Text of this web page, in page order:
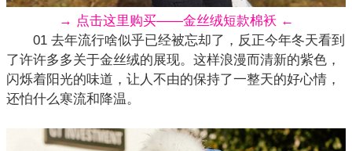
→ 点击这里购买——金丝绒短款棉袄 ←
01 去年流行啥似乎已经被忘却了，反正今年冬天看到
了许许多多关于金丝绒的展现。这样浪漫而清新的紫色，
闪烁着阳光的味道，让人不由的保持了一整天的好心情，
还怕什么寒流和降温。